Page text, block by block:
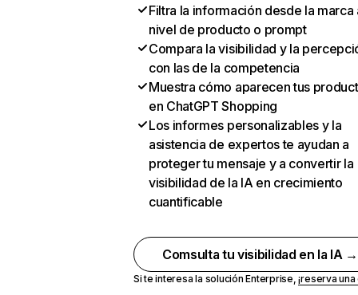
Filtra la información desde la marca
nivel de producto o prompt
Compara la visibilidad y la
con las de la competencia
Muestra cómo aparecen tus
en ChatGPT Shopping
Los informes personalizables y la
asistencia de expertos te ayudan a
proteger tu mensaje y a convertir la
visibilidad de la IA en crecimiento
cuantificable
Comsulta tu visibilidad en la IA →
Si te interesa la solución Enterprise,¡reserva